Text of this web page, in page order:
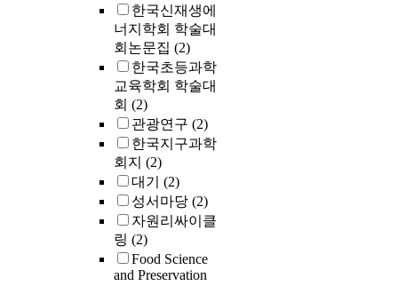
한국신재생에
너지학회 학술대
회논문집 (2)
한국초등과학
교육학회 학술대
회 (2)
관광연구 (2)
한국지구과학
회지 (2)
대기 (2)
성서마당 (2)
자원리싸이클
링 (2)
Food Science
and Preservation